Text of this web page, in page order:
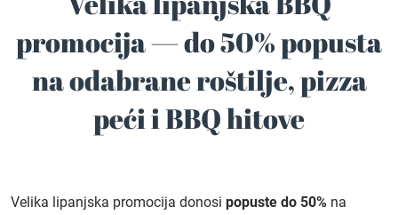
promocija — do 50% popusta
na odabrane roštilje, pizza
peći i BBQ hitove
Velika lipanjska promocija donosi popuste do 50% na